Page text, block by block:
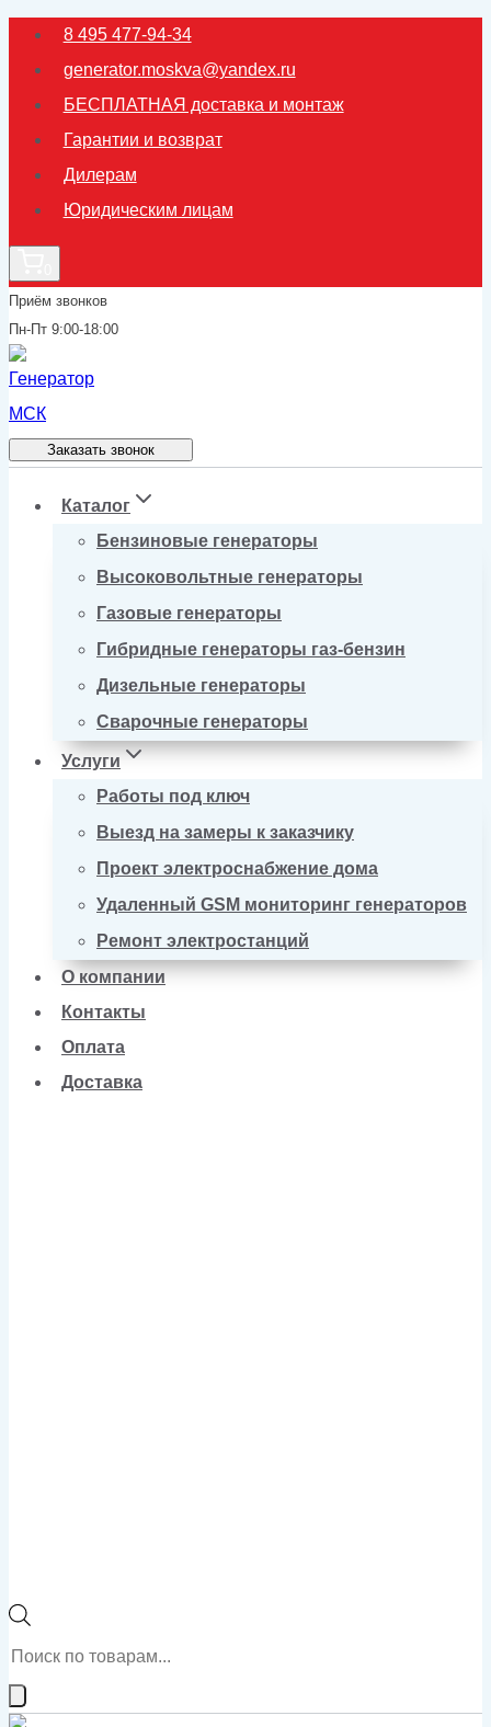
Перейти
содержимому
8 495 477-94-34
generator.moskva@yandex.ru
БЕСПЛАТНАЯ доставка и монтаж
Гарантии и возврат
Дилерам
Юридическим лицам
Приём звонков
Пн-Пт 9:00-18:00
Заказать звонок
Каталог
Бензиновые генераторы
Высоковольтные генераторы
Газовые генераторы
Гибридные генераторы газ-бензин
Дизельные генераторы
Сварочные генераторы
Услуги
Работы под ключ
Выезд на замеры к заказчику
Проект электроснабжение дома
Удаленный GSM мониторинг генераторов
Ремонт электростанций
О компании
Контакты
Оплата
Доставка
Поиск
товаров